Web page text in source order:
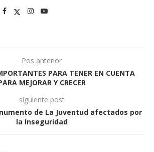
Pos anterior
PARA TENER EN CUENTA
MEJORAR Y CRECER
siguiente post
de La Juventud afectados por
la Inseguridad